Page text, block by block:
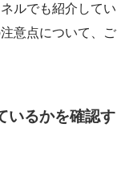
ルでも紹介してい
意点について、ご
いるかを確認す